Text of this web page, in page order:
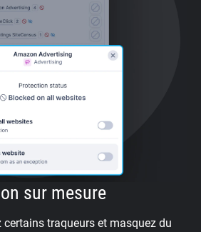
sur mesure
traqueurs et masquez du